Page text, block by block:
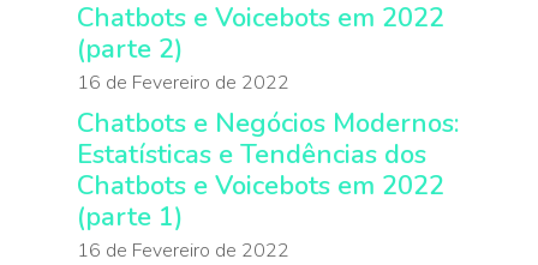
Chatbots e Voicebots em 2022
(parte 2)
16 de Fevereiro de 2022
Chatbots e Negócios Modernos:
Estatísticas e Tendências dos
Chatbots e Voicebots em 2022
(parte 1)
16 de Fevereiro de 2022